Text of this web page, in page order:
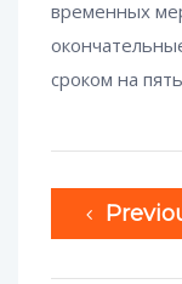
временных
сроком на